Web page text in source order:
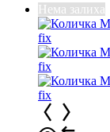
Нема залиха